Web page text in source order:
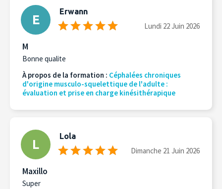
E
Erwann
Lundi 22 Juin 2026
M
Bonne qualite
À propos de la formation : Céphalées chroniques
d'origine musculo-squelettique de l'adulte :
évaluation et prise en charge kinésithérapique
L
Lola
Dimanche 21 Juin 2026
Maxillo
Super